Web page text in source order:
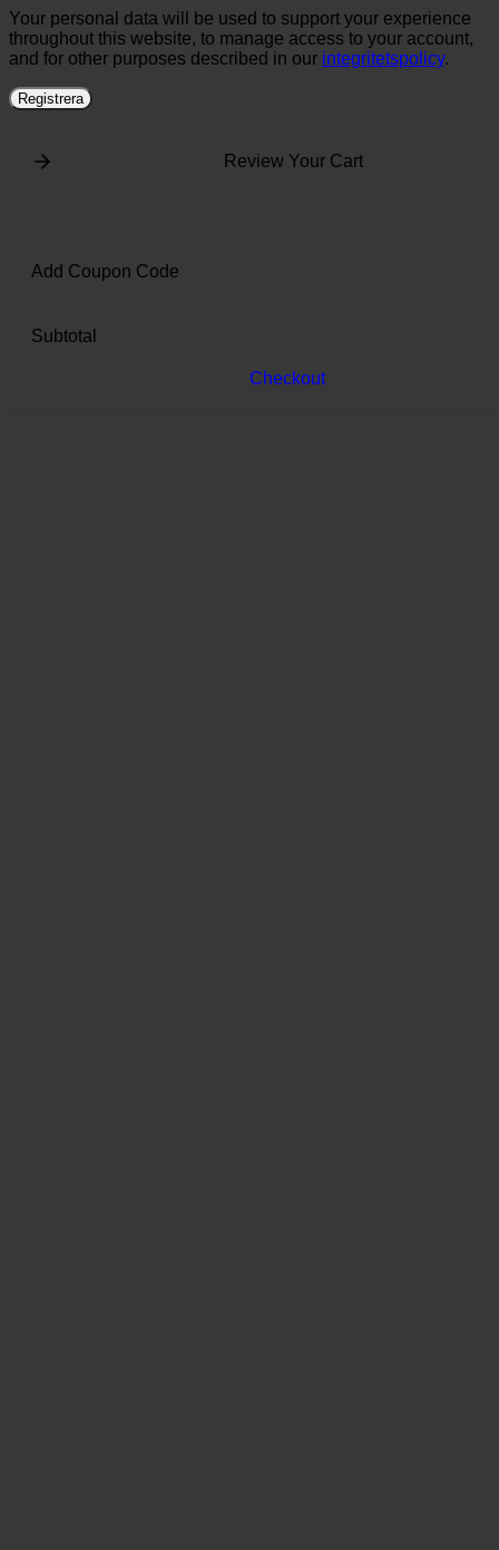
Your personal data will be used to support your experience
throughout this website, to manage access to your account,
and for other purposes described in our integritetspolicy.
Registrera
Review Your Cart
Add Coupon Code
Subtotal
Checkout